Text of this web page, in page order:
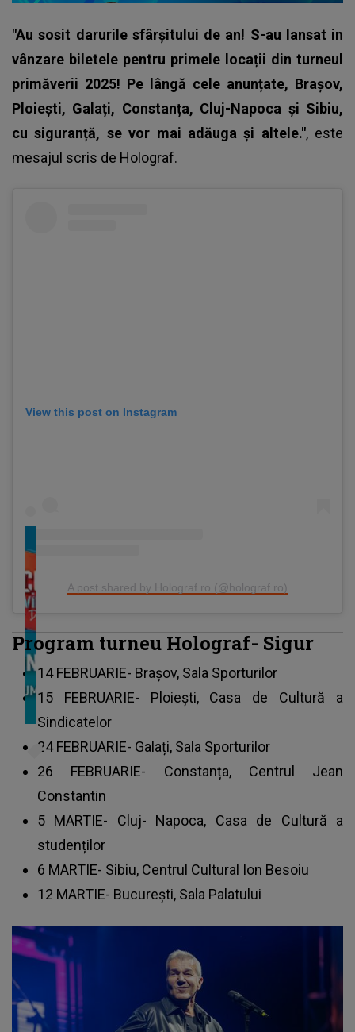
"Au sosit darurile sfârșitului de an! S-au lansat in
vânzare biletele pentru primele locații din turneul
primăverii 2025! Pe lângă cele anunțate, Brașov,
Ploiești, Galați, Constanța, Cluj-Napoca și Sibiu,
cu siguranță, se vor mai adăuga și altele.", este
mesajul scris de Holograf.
View this post on Instagram
A post shared by Holograf.ro (@holograf.ro)
Program turneu Holograf- Sigur
14 FEBRUARIE- Brașov, Sala Sporturilor
15 FEBRUARIE- Ploiești, Casa de Cultură a
Sindicatelor
24 FEBRUARIE- Galați, Sala Sporturilor
26 FEBRUARIE- Constanța, Centrul Jean
Constantin
5 MARTIE- Cluj- Napoca, Casa de Cultură a
studenților
6 MARTIE- Sibiu, Centrul Cultural Ion Besoiu
12 MARTIE- București, Sala Palatului